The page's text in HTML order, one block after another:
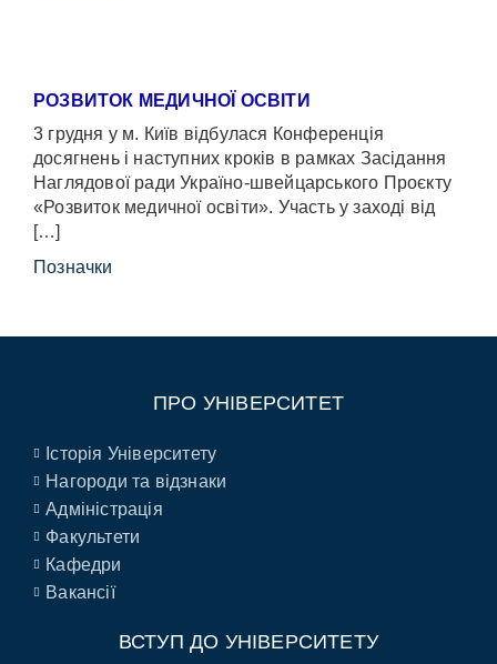
РОЗВИТОК МЕДИЧНОЇ ОСВІТИ
3 грудня у м. Київ відбулася Конференція
досягнень і наступних кроків в рамках Засідання
Наглядової ради Україно-швейцарського Проєкту
«Розвиток медичної освіти». Участь у заході від
[…]
Позначки
ПРО УНІВЕРСИТЕТ
Історія Університету
Нагороди та відзнаки
Адміністрація
Факультети
Кафедри
Вакансії
ВСТУП ДО УНІВЕРСИТЕТУ